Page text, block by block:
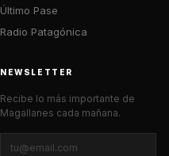
Último Pase
Radio Patagónica
NEWSLETTER
Recibe lo más importante de
Magallanes cada mañana.